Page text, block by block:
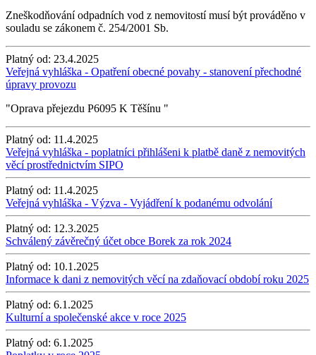
Zneškodňování odpadních vod z nemovitostí musí být prováděno v
souladu se zákonem č. 254/2001 Sb.
Platný od: 23.4.2025
Veřejná vyhláška - Opatření obecné povahy - stanovení přechodné
úpravy provozu
"Oprava přejezdu P6095 K Těšínu "
Platný od: 11.4.2025
Veřejná vyhláška - poplatníci přihlášeni k platbě daně z nemovitých
věcí prostřednictvím SIPO
Platný od: 11.4.2025
Veřejná vyhláška - Výzva - Vyjádření k podanému odvolání
Platný od: 12.3.2025
Schválený závěrečný účet obce Borek za rok 2024
Platný od: 10.1.2025
Informace k dani z nemovitých věcí na zdaňovací období roku 2025
Platný od: 6.1.2025
Kulturní a společenské akce v roce 2025
Platný od: 6.1.2025